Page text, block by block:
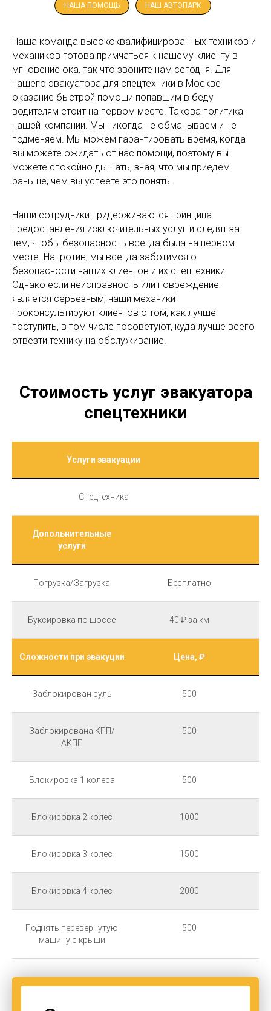
НАША ПОМОЩЬ НАШ АВТОПАРК
Наша команда высококвалифицированных техников и
механиков готова примчаться к нашему клиенту в
мгновение ока, так что звоните нам сегодня! Для
нашего эвакуатора для спецтехники в Москве
оказание быстрой помощи попавшим в беду
водителям стоит на первом месте. Такова политика
нашей компании. Мы никогда не обманываем и не
подменяем. Мы можем гарантировать время, когда
вы можете ожидать от нас помощи, поэтому вы
можете спокойно дышать, зная, что мы приедем
раньше, чем вы успеете это понять.
Наши сотрудники придерживаются принципа
предоставления исключительных услуг и следят за
тем, чтобы безопасность всегда была на первом
месте. Напротив, мы всегда заботимся о
безопасности наших клиентов и их спецтехники.
Однако если неисправность или повреждение
является серьезным, наши механики
проконсультируют клиентов о том, как лучше
поступить, в том числе посоветуют, куда лучше всего
отвезти технику на обслуживание.
Стоимость услуг эвакуатора
спецтехники
Услуги эвакуации
Спецтехника
Допольнительные
услуги
Погрузка/Загрузка Бесплатно
Буксировка по шоссе 40 ₽ за км
Сложности при эвакуции Цена, ₽
Заблокирован руль 500
Заблокирована КПП/
АКПП
500
Блокировка 1 колеса 500
Блокировка 2 колес 1000
Блокировка 3 колес 1500
Блокировка 4 колес 2000
Поднять перевернутую
машину с крыши
500